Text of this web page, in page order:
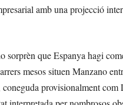
amb una projecció
sorprèn que Espanya hagi
mesos situen Manzano
provisionalment